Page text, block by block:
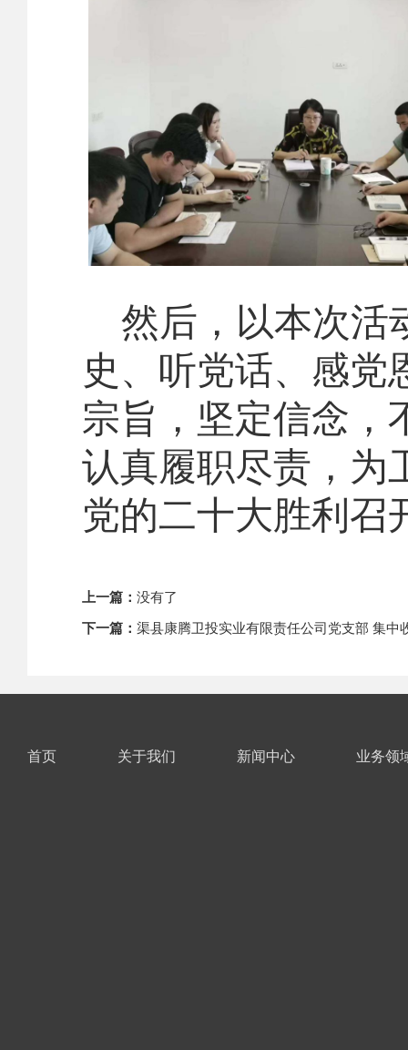
然后，以本次活
史、听党话、感党
宗旨，坚定信念，
认真履职尽责，为
党的二十大胜利召
上一篇： 没有了
下一篇： 渠县康腾卫投实业有限责任公司党支部 集
首页 关于我们 新闻中心 业务领